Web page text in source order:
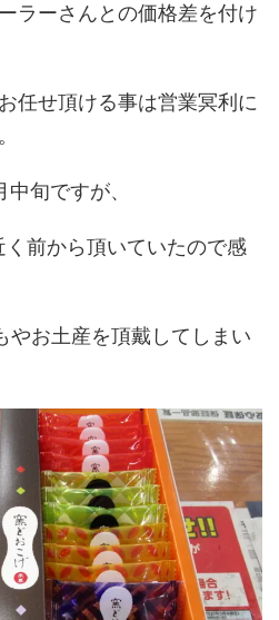
ラーさんとの価格差を付け
任せ頂ける事は営業冥利に
旬ですが、
前から頂いていたので感
やお土産を頂戴してしまい